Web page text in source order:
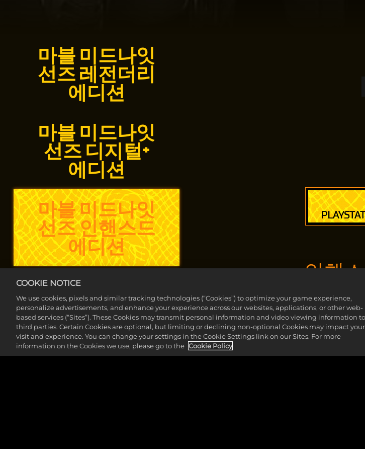
마블 미드나잇
선즈 레전더리
에디션
마블 미드나잇
선즈 디지털+
에디션
마블 미드나잇
선즈 인핸스드
에디션
마블 미드나잇
선즈 스탠다드
에디션
마블 미드나잇
인핸
마블 미드나잇 선
리스의 군단에 맞
COOKIE NOTICE
We use cookies, pixels and similar tracking technologies (“Cookies”) to optimize your game experience,
personalize advertisements, and enhance your experience across our websites, applications, or other web-
based services (“Sites”). These Cookies may transmit personal information and video viewing information to
third parties. Certain Cookies are optional, but limiting or declining non-optional Cookies may impact your
visit and experience. You can change your settings in the Cookie Settings link on our Sites. For more
information on the Cookies we use, please go to the Cookie Policy